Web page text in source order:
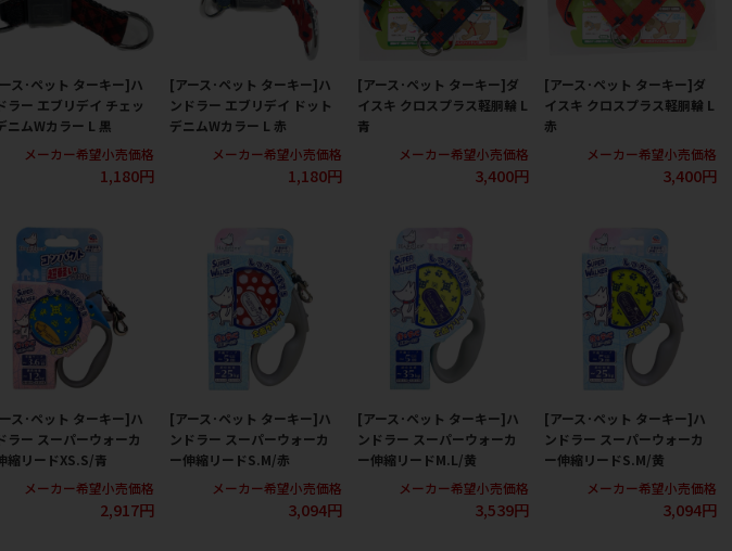
ス･ペット ターキー]ハ
ラー エブリデイ チェッ
ニムWカラー L 黒
メーカー希望小売価格
1,180円
[アース･ペット ターキー]ハ
ンドラー エブリデイ ドット
デニムWカラー L 赤
メーカー希望小売価格
1,180円
[アース･ペット ターキー]ダ
イスキ クロスプラス軽胴輪 L
青
メーカー希望小売価格
3,400円
[アース･ペット ターキー]ダ
イスキ クロスプラス軽胴輪 L
赤
メーカー希望小売価格
3,400円
ス･ペット ターキー]ハ
ラー スーパーウォーカ
縮リードXS.S/青
メーカー希望小売価格
2,917円
[アース･ペット ターキー]ハ
ンドラー スーパーウォーカ
ー伸縮リードS.M/赤
メーカー希望小売価格
3,094円
[アース･ペット ターキー]ハ
ンドラー スーパーウォーカ
ー伸縮リードM.L/黄
メーカー希望小売価格
3,539円
[アース･ペット ターキー]ハ
ンドラー スーパーウォーカ
ー伸縮リードS.M/黄
メーカー希望小売価格
3,094円